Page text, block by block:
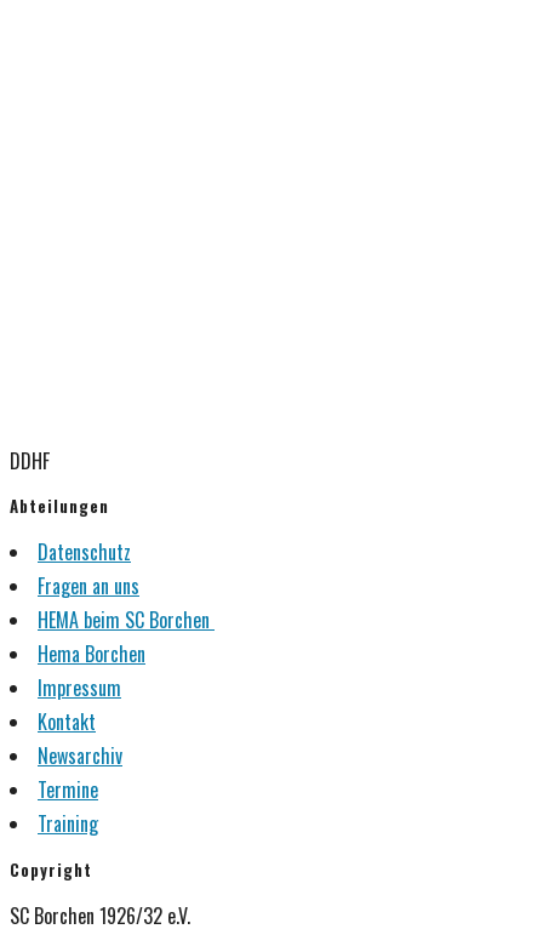
DDHF
Abteilungen
Datenschutz
Fragen an uns
HEMA beim SC Borchen
Hema Borchen
Impressum
Kontakt
Newsarchiv
Termine
Training
Copyright
SC Borchen 1926/32 e.V.